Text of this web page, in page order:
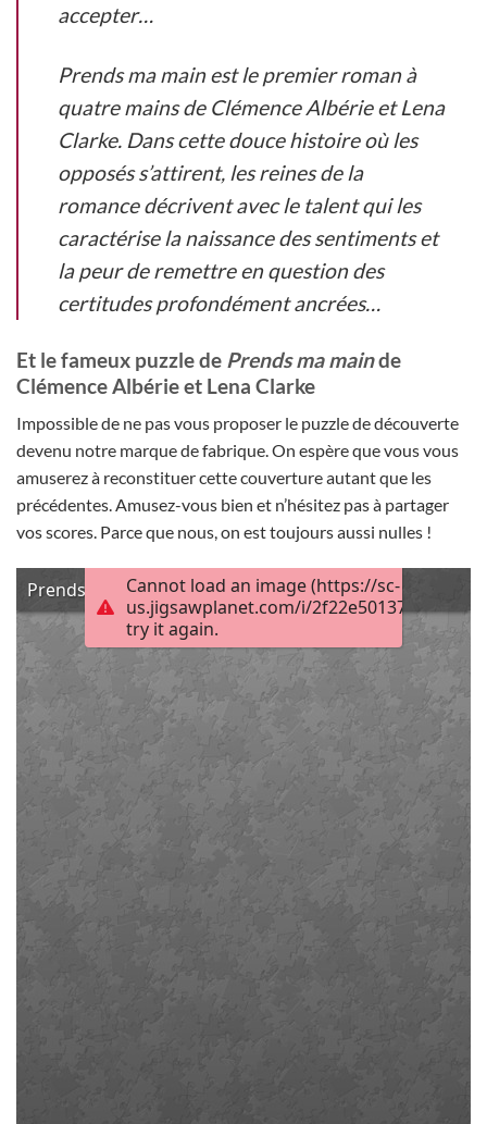
accepter…
Prends ma mainest le premier roman à
quatre mains de Clémence Albérie et Lena
Clarke. Dans cette douce histoire où les
opposés s’attirent, les reines de la
romance décrivent avec le talent qui les
caractérise la naissance des sentiments et
la peur de remettre en question des
certitudes profondément ancrées…
Et le fameux puzzle de Prends ma mainde
Clémence Albérie et Lena Clarke
Impossible de ne pas vous proposer le puzzle de découverte
devenu notre marque de fabrique. On espère que vous vous
amuserez à reconstituer cette couverture autant que les
précédentes. Amusez-vous bien et n’hésitez pas à partager
vos scores. Parce que nous, on est toujours aussi nulles !